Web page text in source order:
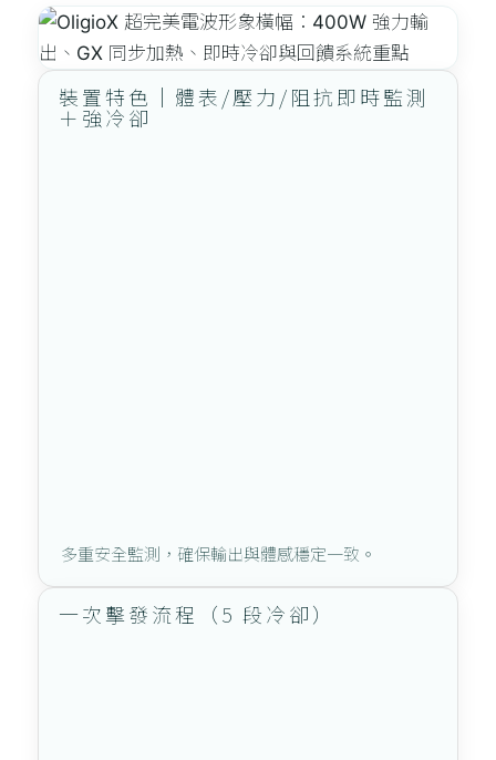
裝置特色｜體表/壓力/阻抗即時監測
＋強冷卻
多重安全監測，確保輸出與體感穩定一致。
一次擊發流程（5 段冷卻）